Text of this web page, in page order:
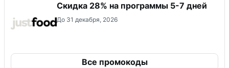
Скидка 28% на программы 5-7 дней
До 31 декабря, 2026
Все промокоды